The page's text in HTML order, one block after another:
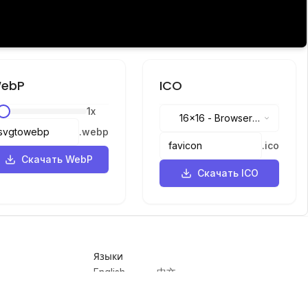
1x
.webp
Скачать WebP
ICO
16x16 -Browser
.ico
Скачать ICO
Языки
English
中文